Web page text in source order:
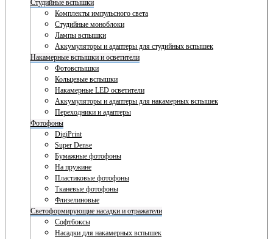
Студийные вспышки
Комплекты импульсного света
Студийные моноблоки
Лампы вспышки
Аккумуляторы и адаптеры для студийных вспышек
Накамерные вспышки и осветители
Фотовспышки
Кольцевые вспышки
Накамерные LED осветители
Аккумуляторы и адаптеры для накамерных вспышек
Переходники и адаптеры
Фотофоны
DigiPrint
Super Dense
Бумажные фотофоны
На пружине
Пластиковые фотофоны
Тканевые фотофоны
Флизелиновые
Светоформирующие насадки и отражатели
Софтбоксы
Насадки для накамерных вспышек